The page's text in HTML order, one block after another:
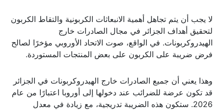
لا يجب أن يتم تجاهل أهمية الانبعاثات الكربونية والتقاط الكربون
لتحقيق أهداف الجزائر في مجال الصادرات خارج
الهيدروكربونات. في الواقع، صوت الاتحاد الأوروبي مؤخرًا لصالح
فرض ضريبة على الكربون على بعض المنتجات المستوردة.
وهذا يعني أن جميع الصادرات خارج الهيدروكربونات في الجزائر
قد تكون عرضة للضرائب عند دخولها إلى أوروبا اعتبارًا من عام
2026. ستكون هذه الضريبة تدريجية، مع زيادة في معدل